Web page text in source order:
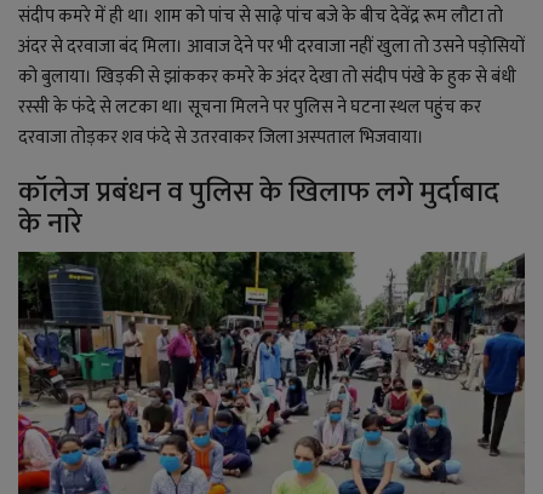
संदीप कमरे में ही था। शाम को पांच से साढ़े पांच बजे के बीच देवेंद्र रूम लौटा तो
अंदर से दरवाजा बंद मिला। आवाज देने पर भी दरवाजा नहीं खुला तो उसने पड़ोसियों
को बुलाया। खिड़की से झांककर कमरे के अंदर देखा तो संदीप पंखे के हुक से बंधी
रस्सी के फंदे से लटका था। सूचना मिलने पर पुलिस ने घटना स्थल पहुंच कर
दरवाजा तोड़कर शव फंदे से उतरवाकर जिला अस्पताल भिजवाया।
कॉलेज प्रबंधन व पुलिस के खिलाफ लगे मुर्दाबाद
के नारे